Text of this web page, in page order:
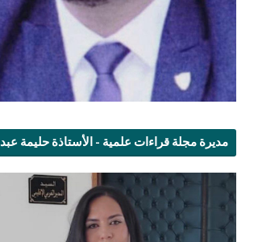
مديرة مجلة قراءات علمية - الأستاذة حليمة عبد